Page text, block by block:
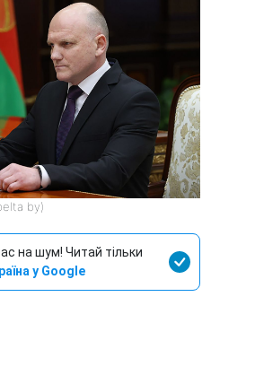
by)
на шум! Читай тільки
у Google